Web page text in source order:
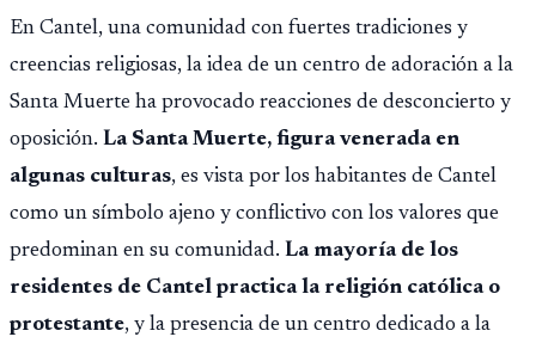
opere en Guatemala a partir de julio, tras un intento
fallido con la administración anterior del Ministerio
Público.
En Cantel, una comunidad con fuertes tradiciones y
creencias religiosas, la idea de un centro de adoración a la
Santa Muerte ha provocado reacciones de desconcierto y
oposición. La Santa Muerte, figura venerada en
algunas culturas, es vista por los habitantes de Cantel
como un símbolo ajeno y conflictivo con los valores que
predominan en su comunidad. La mayoría de los
residentes de Cantel practica la religión católica o
protestante, y la presencia de un centro dedicado a la